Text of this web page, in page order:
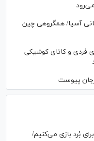
آسیا/ همگروهی چین
فردی و کاتای کوشیکی
پیوست
بُرد بازی می‌کنیم/